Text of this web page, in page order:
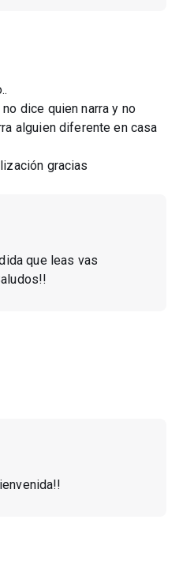
dice quien narra y no
alguien diferente en casa
gracias
que leas vas